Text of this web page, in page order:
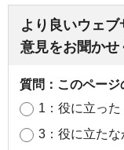
より良いウェ
意見をお聞かせ
質問：このページ
1：役に立った
3：役に立たな